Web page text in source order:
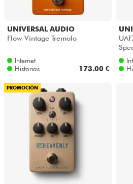
UNIVERSAL AUDIO
Flow Vintage Tremolo
Internet
Historias
173.00 €
PROMOCIÓN